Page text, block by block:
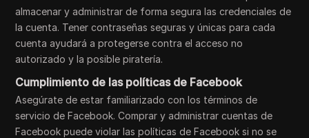
almacenar y administrar de forma segura las credenciales de
la cuenta. Tener contraseñas seguras y únicas para cada
cuenta ayudará a protegerse contra el acceso no
autorizado y la posible piratería.
Cumplimiento de las políticas de Facebook
Asegúrate de estar familiarizado con los términos de
servicio de Facebook. Comprar y administrar cuentas de
Facebook puede violar las políticas de Facebook si no se